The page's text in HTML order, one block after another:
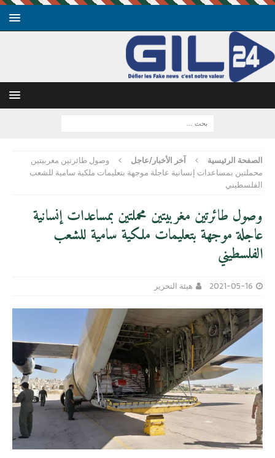
الصفحة الرئيسية آخر الأخبار/عاجل
وصول طائرتين مغربيتين
محملتين بمساعدات إنسانية عاجلة موجهة بتعليمات ملكية سامية للشعب
الفلسطيني
وصول طائرتين مغربيتين محملتين بمساعدات إنسانية
عاجلة موجهة بتعليمات ملكية سامية للشعب
الفلسطيني
2021-05-16 هيئة التحرير